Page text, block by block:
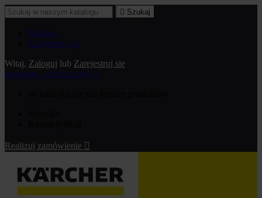
 Szukaj
Zaloguj
Zarejestruj się
Witaj, Zaloguj lub Zarejestruj się
shopping_cart Koszyk: 0
Realizuj zamówienie 